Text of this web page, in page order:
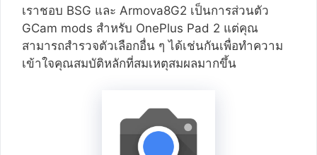
เราชอบ BSG และ Armova8G2 เป็นการส่วนตัว
GCam mods สำหรับ OnePlus Pad 2 แต่คุณ
สามารถสำรวจตัวเลือกอื่น ๆ ได้เช่นกันเพื่อทำความ
เข้าใจคุณสมบัติหลักที่สมเหตุสมผลมากขึ้น